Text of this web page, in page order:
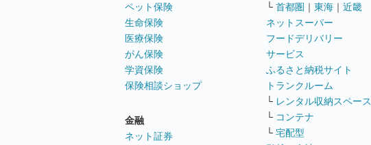
ペット保険
生命保険
医療保険
がん保険
学資保険
保険相談ショップ
金融
ネット証券
└ 首都圏 ｜ 東海 ｜ 近畿
ネットスーパー
フードデリバリー
サービス
ふるさと納税サイト
トランクルーム
└ レンタル収納スペース
└ コンテナ
└ 宅配型